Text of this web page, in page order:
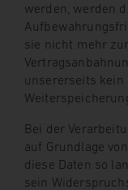
werden, werden
sie nicht mehr
unsererseits kein
Bei der
auf Grundlage
diese Daten so
sein